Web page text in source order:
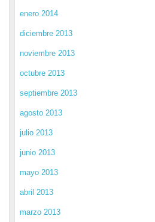
enero 2014
diciembre 2013
noviembre 2013
octubre 2013
septiembre 2013
agosto 2013
julio 2013
junio 2013
mayo 2013
abril 2013
marzo 2013